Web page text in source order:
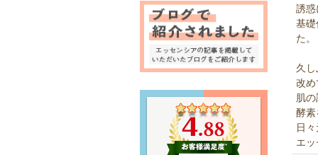
誘惑
基礎
た。
久
改め
肌
酵素
日
エ